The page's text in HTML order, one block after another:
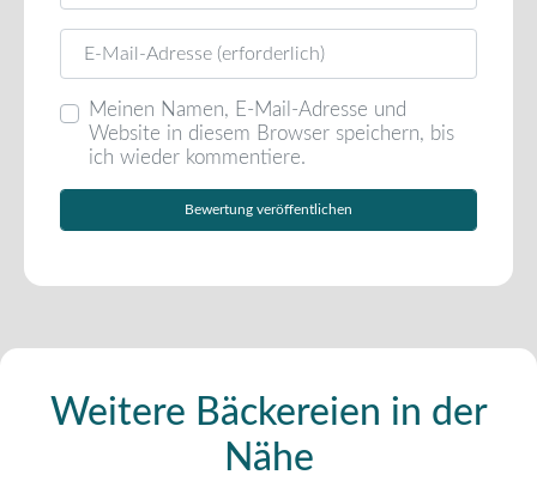
E-Mail
Meinen Namen, E-Mail-Adresse und
Website in diesem Browser speichern, bis
ich wieder kommentiere.
Weitere Bäckereien in der
Nähe